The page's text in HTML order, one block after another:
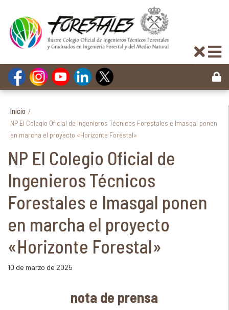
Inicio /
NP El Colegio Oficial de Ingenieros Técnicos Forestales e Imasgal ponen
en marcha el proyecto «Horizonte Forestal»
NP El Colegio Oficial de
Ingenieros Técnicos
Forestales e Imasgal ponen
en marcha el proyecto
«Horizonte Forestal»
10 de marzo de 2025
nota de prensa